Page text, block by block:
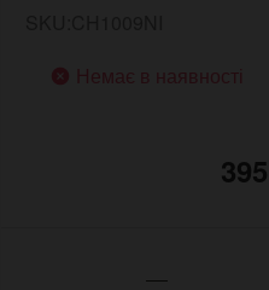
Немає в наявності